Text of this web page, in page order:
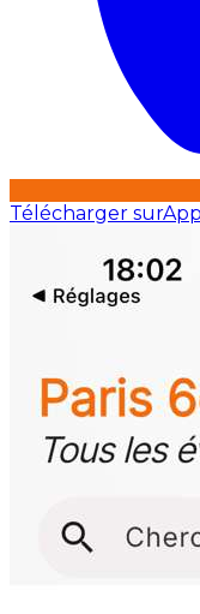
Télécharger sur